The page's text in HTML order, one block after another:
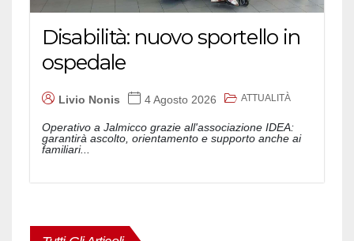
Disabilità: nuovo sportello in
ospedale
Livio Nonis 4 Agosto 2026 ATTUALITÀ
Operativo a Jalmicco grazie all'associazione IDEA:
garantirà ascolto, orientamento e supporto anche ai
familiari...